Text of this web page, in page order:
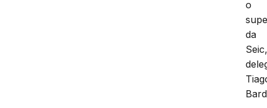
o
da